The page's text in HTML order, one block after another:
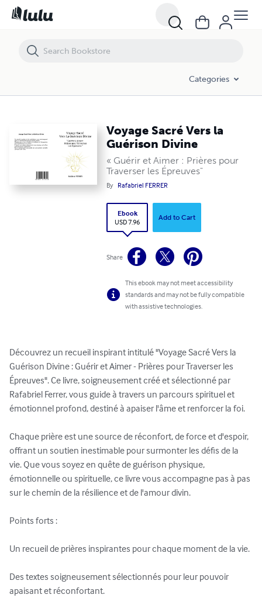
Categories
Voyage Sacré Vers la
Guérison Divine
« Guérir et Aimer : Prières pour
Traverser les Épreuves"
By Rafabriel FERRER
Ebook
USD 7.96
Add to Cart
Share
This ebook may not meet accessibility
standards and may not be fully compatible
with assistive technologies.
Découvrez un recueil inspirant intitulé "Voyage Sacré Vers la
Guérison Divine : Guérir et Aimer - Prières pour Traverser les
Épreuves". Ce livre, soigneusement créé et sélectionné par
Rafabriel Ferrer, vous guide à travers un parcours spirituel et
émotionnel profond, destiné à apaiser l'âme et renforcer la foi.
Chaque prière est une source de réconfort, de force et d'espoir,
offrant un soutien inestimable pour surmonter les défis de la
vie. Que vous soyez en quête de guérison physique,
émotionnelle ou spirituelle, ce livre vous accompagne pas à pas
sur le chemin de la résilience et de l'amour divin.
Points forts :
Un recueil de prières inspirantes pour chaque moment de la vie.
Des textes soigneusement sélectionnés pour leur pouvoir
apaisant et réconfortant.
Voyage Sacré Vers la Guérison Divine